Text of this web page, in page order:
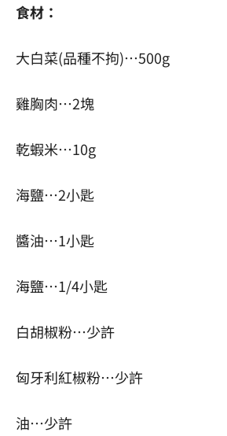
食材：
大白菜(品種不拘)…500g
雞胸肉…2塊
乾蝦米…10g
⁡海鹽…2小匙
醬油…1小匙
海鹽…1/4小匙
白胡椒粉…少許
匈牙利紅椒粉…少許
油…少許